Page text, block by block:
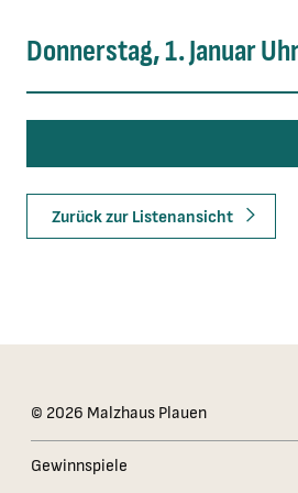
Donnerstag, 1. Januar
Zurück zur Listenansicht
Das Kleingedruckte
© 2026 Malzhaus Plauen
Gewinnspiele